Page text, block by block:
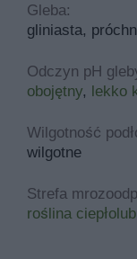
Gleba:
gliniasta,
Odczyn pH
obojętny, lekko
Wilgotność
wilgotne
Strefa
roślina